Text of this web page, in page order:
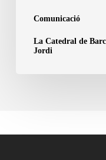
Comunicació
La Catedral de
Jordi